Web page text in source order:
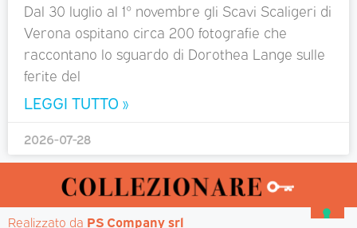
Dal 30 luglio al 1° novembre gli Scavi Scaligeri di
Verona ospitano circa 200 fotografie che
raccontano lo sguardo di Dorothea Lange sulle
ferite del
LEGGI TUTTO »
2026-07-28
Realizzato da PS Company srl